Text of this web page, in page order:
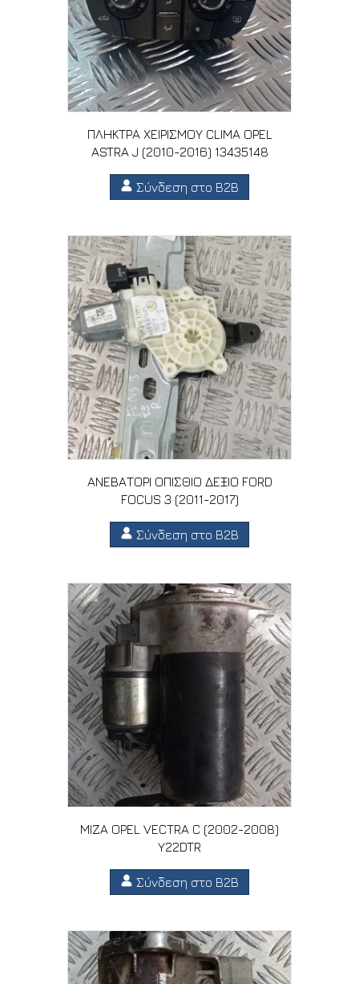
ΠΛΗΚΤΡΑ ΧΕΙΡΙΣΜΟΥ CLIMA OPEL
ASTRA J (2010-2016) 13435148
Σύνδεση στο B2B
ΑΝΕΒΑΤΟΡΙ ΟΠΙΣΘΙΟ ΔΕΞΙΟ FORD
FOCUS 3 (2011-2017)
Σύνδεση στο B2B
ΜΙΖΑ OPEL VECTRA C (2002-2008)
Y22DTR
Σύνδεση στο B2B